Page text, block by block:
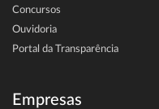
Concursos
Ouvidoria
Portal da Transparência
Empresas